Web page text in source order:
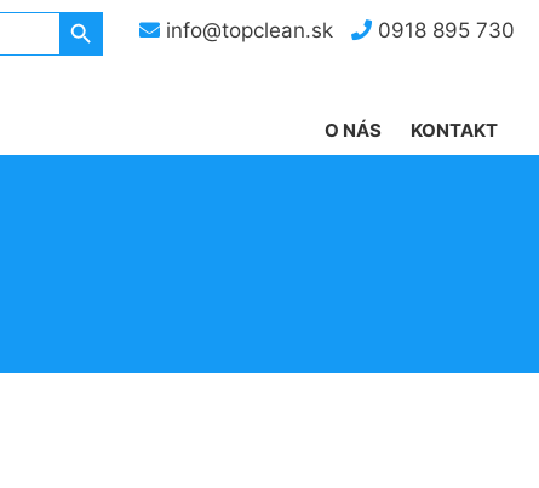
info@topclean.sk 0918 895 730
Search Button
KONTAKT
O NÁS